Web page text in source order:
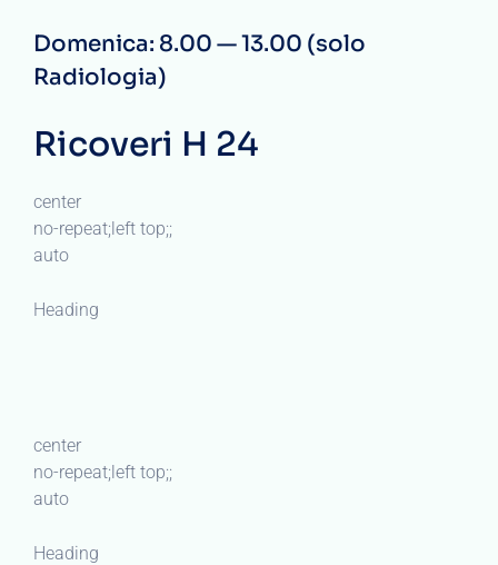
Domenica: 8.00 — 13.00 (solo
Radiologia)
Ricoveri H 24
center
no-repeat;left top;;
auto
Heading
center
no-repeat;left top;;
auto
Heading